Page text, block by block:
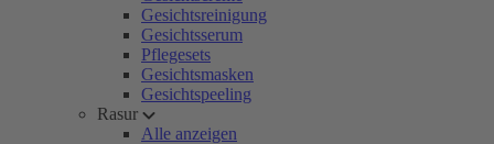
Gesichtsreinigung
Gesichtsserum
Pflegesets
Gesichtsmasken
Gesichtspeeling
Rasur
Alle anzeigen